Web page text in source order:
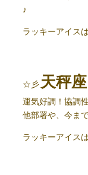
♪
ラッキーアイス
☆彡 天秤座
運気好調！協調
他部署や、今ま
ラッキーアイス